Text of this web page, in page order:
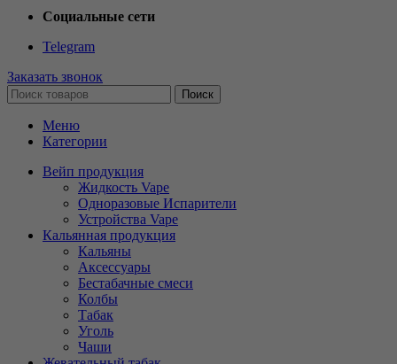
Социальные сети
Telegram
Заказать звонок
Поиск
Меню
Категории
Вейп продукция
Жидкость Vape
Одноразовые Испарители
Устройства Vape
Кальянная продукция
Кальяны
Аксессуары
Бестабачные смеси
Колбы
Табак
Уголь
Чаши